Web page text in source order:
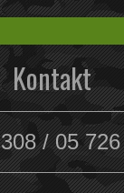
Kontakt
/ 05